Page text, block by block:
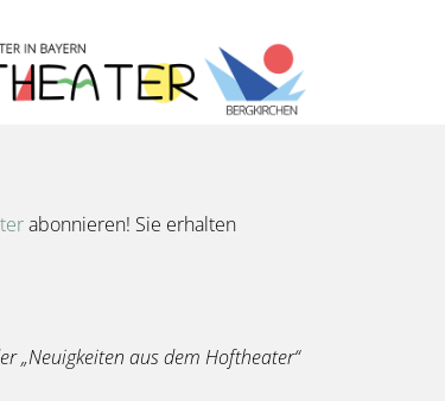
abonnieren! Sie erhalten
„Neuigkeiten aus dem Hoftheater“